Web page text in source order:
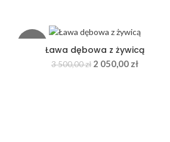
Ława dębowa z żywicą
3 500,00zł 2 050,00 zł